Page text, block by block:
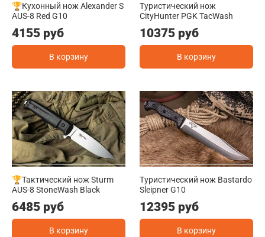
🏆Кухонный нож Alexander S
AUS-8 Red G10
4155 руб
В корзину
Туристический нож
CityHunter PGK TacWash
10375 руб
В корзину
🏆Тактический нож Sturm
AUS-8 StoneWash Black
6485 руб
В корзину
Туристический нож Bastardo
Sleipner G10
12395 руб
В корзину